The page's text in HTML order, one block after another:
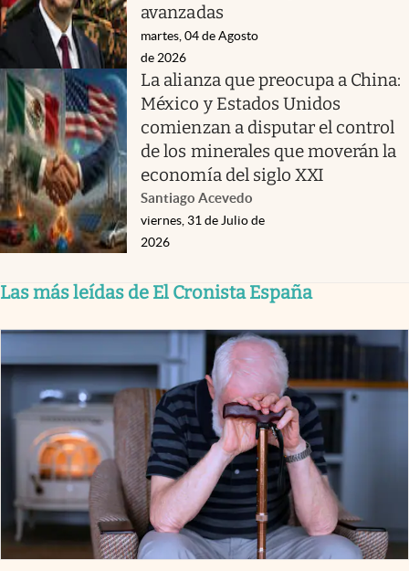
avanzadas
martes, 04 de Agosto
de 2026
La alianza que preocupa a China:
México y Estados Unidos
comienzan a disputar el control
de los minerales que moverán la
economía del siglo XXI
Santiago Acevedo
viernes, 31 de Julio de
2026
Las más leídas de El Cronista España